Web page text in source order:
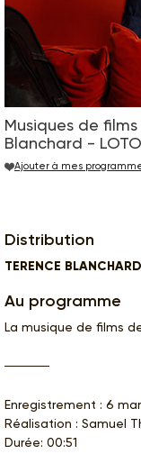
Musiques de
Blanchard -
Ajouter à mes
Distribution
TERENCE BLANCHARD
Au programme
La musique de films
Enregistrement : 6
Réalisation : Samuel
Durée: 00:51